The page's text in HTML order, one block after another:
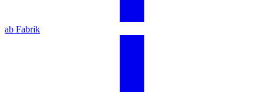
ab Fabrik